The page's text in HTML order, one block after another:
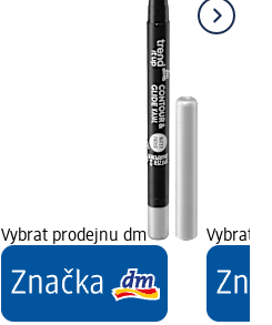
Vybrat prodejnu dm Vybrat